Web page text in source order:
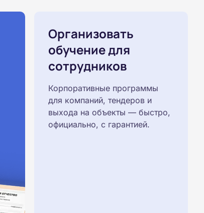
Организовать
обучение для
сотрудников
Корпоративные программы
для компаний, тендеров и
выхода на объекты — быстро,
официально, с гарантией.